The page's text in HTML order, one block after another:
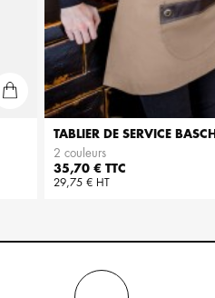
TABLIER DE SERVICE BASCH
2 couleurs
Prix
35,70 € TTC
29,75 € HT